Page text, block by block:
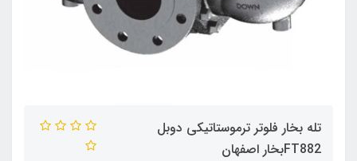
تله بخار فلوتر ترموستاتیکی دوبل
FT882بخار اصفهان